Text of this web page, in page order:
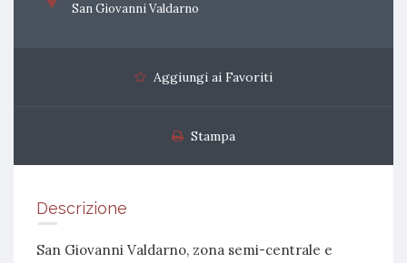
San Giovanni Valdarno
Aggiungi ai Favoriti
Stampa
Descrizione
San Giovanni Valdarno, zona semi-centrale e